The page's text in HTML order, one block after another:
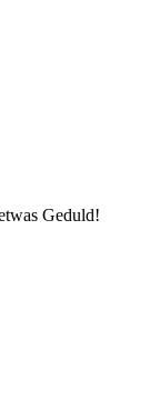
Geduld!